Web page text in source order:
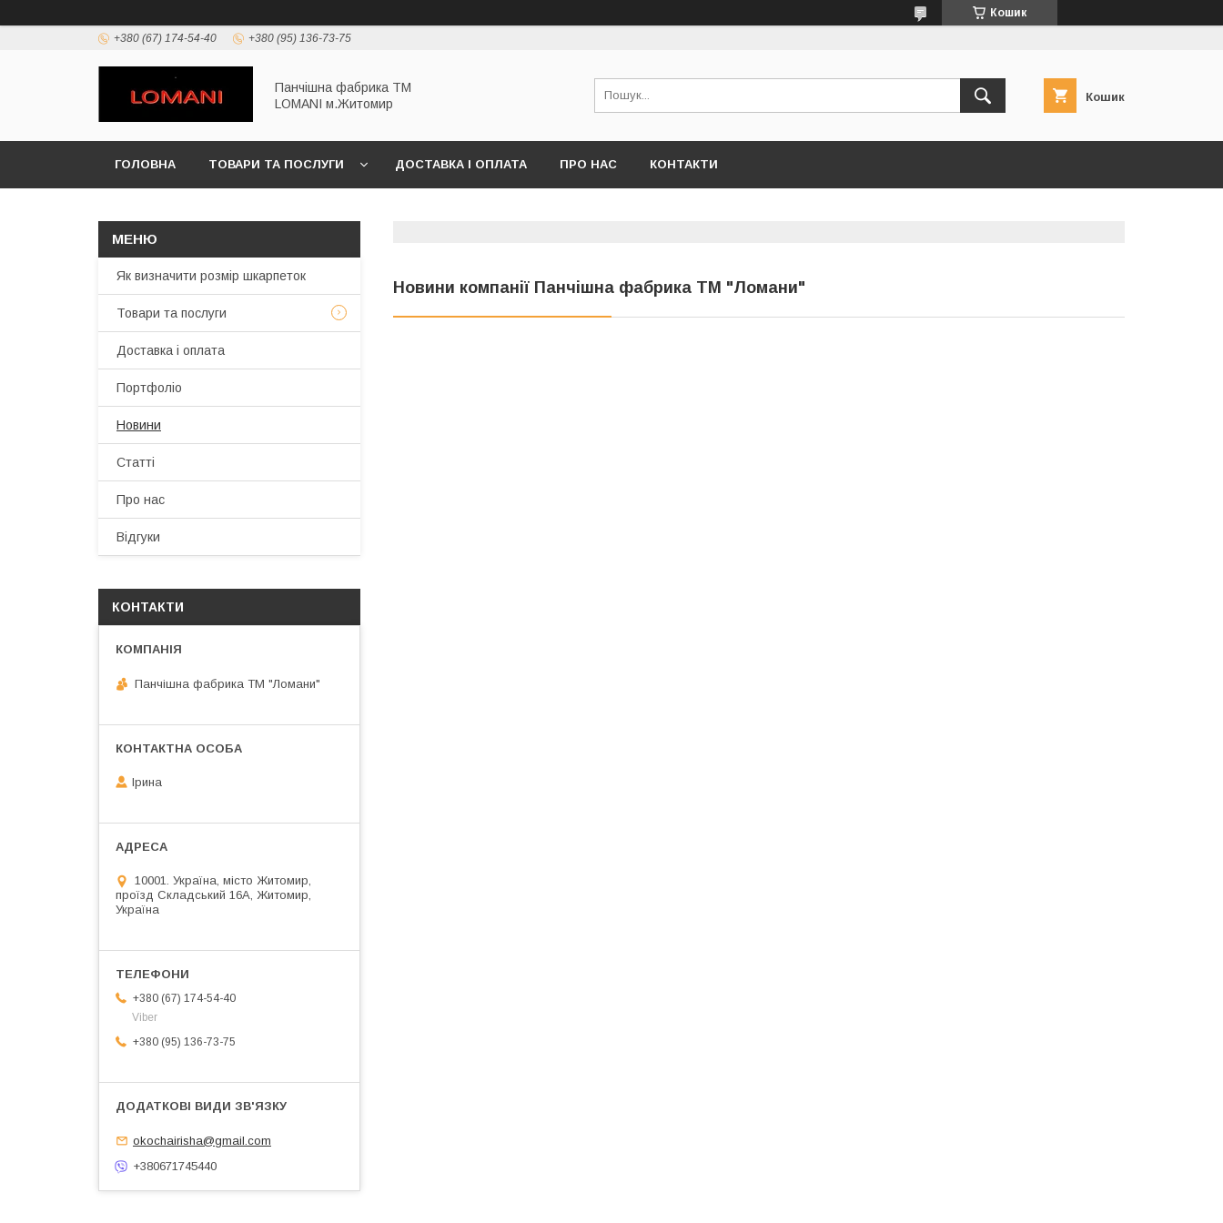
Кошик
+380 (67) 174-54-40 +380 (95) 136-73-75
Панчішна фабрика ТМ
LOMANI м.Житомир
Кошик
ГОЛОВНА ТОВАРИ ТА ПОСЛУГИ ДОСТАВКА І ОПЛАТА ПРО НАС КОНТАКТИ
Новини компанії Панчішна фабрика ТМ "Ломани"
Як визначити розмір шкарпеток
Товари та послуги
Доставка і оплата
Портфоліо
Новини
Статті
Про нас
Відгуки
КОНТАКТИ
Панчішна фабрика ТМ "Ломани"
Ірина
10001. Україна, місто Житомир,
проїзд Складський 16А, Житомир,
Україна
+380 (67) 174-54-40
Viber
+380 (95) 136-73-75
okochairisha@gmail.com
+380671745440